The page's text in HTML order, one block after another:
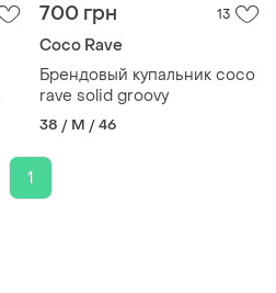
700 грн 13
Coco Rave
Брендовый купальник coco
rave solid groovy
38 / M / 46
1